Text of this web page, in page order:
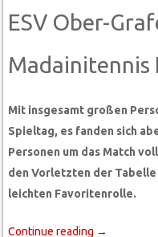
ESV Ober-
Madainitennis
Mit insgesamt großen
Spieltag, es fanden sich
Personen um das Match
den Vorletzten der Tabelle
leichten Favoritenrolle.
Continue reading →